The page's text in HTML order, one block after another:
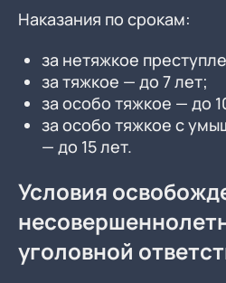
Наказания по срокам:
за нетяжкое
за тяжкое — до 7 лет;
за особо тяжкое — до
за особо тяжкое с
— до 15 лет.
Условия
уголовной